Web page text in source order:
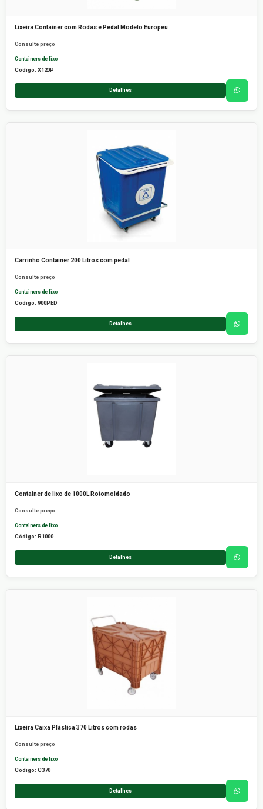
Lixeira Container com Rodas e Pedal Modelo Europeu
Consulte preço
Containers de lixo
Código: X120P
Detalhes
Carrinho Container 200 Litros com pedal
Consulte preço
Containers de lixo
Código: 900PED
Detalhes
Container de lixo de 1000L Rotomoldado
Consulte preço
Containers de lixo
Código: R1000
Detalhes
Lixeira Caixa Plástica 370 Litros com rodas
Consulte preço
Containers de lixo
Código: C370
Detalhes